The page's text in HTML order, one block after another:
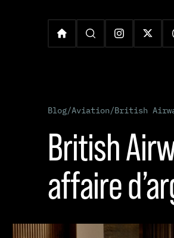
Blog/Aviation/British
British
affaire